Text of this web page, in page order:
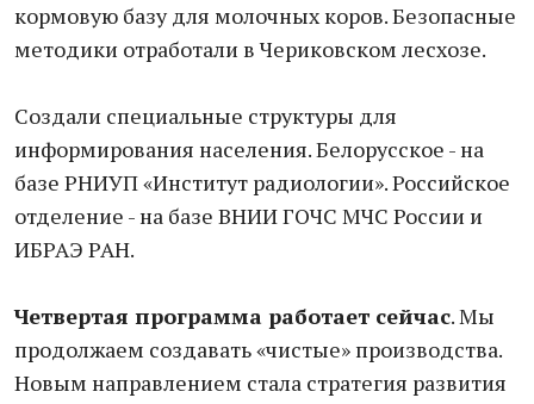
кормовую базу для молочных коров. Безопасные
методики отработали в Чериковском лесхозе.
Создали специальные структуры для
информирования населения. Белорусское - на
базе РНИУП «Институт радиологии». Российское
отделение - на базе ВНИИ ГОЧС МЧС России и
ИБРАЭ РАН.
Четвертая программа работает сейчас. Мы
продолжаем создавать «чистые» производства.
Новым направлением стала стратегия развития